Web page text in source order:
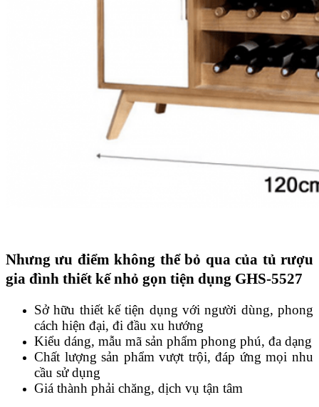
Nhưng ưu điểm không thể bỏ qua của tủ rượu
gia đình thiết kế nhỏ gọn tiện dụng GHS-5527
Sở hữu thiết kế tiện dụng với người dùng, phong
cách hiện đại, đi đầu xu hướng
Kiểu dáng, mẫu mã sản phẩm phong phú, đa dạng
Chất lượng sản phẩm vượt trội, đáp ứng mọi nhu
cầu sử dụng
Giá thành phải chăng, dịch vụ tận tâm